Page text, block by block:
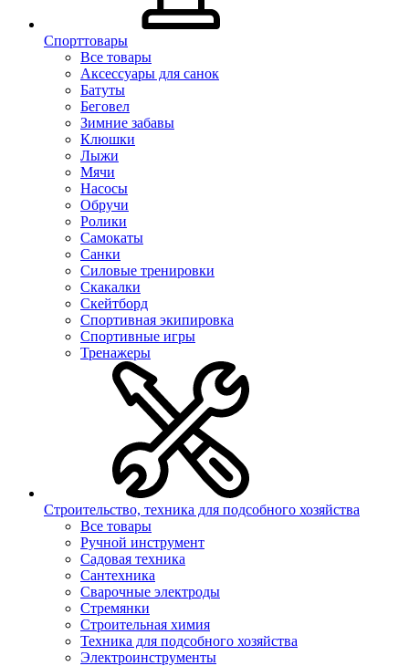
Спорттовары
Все товары
Аксессуары для санок
Батуты
Беговел
Зимние забавы
Клюшки
Лыжи
Мячи
Насосы
Обручи
Ролики
Самокаты
Санки
Силовые тренировки
Скакалки
Скейтборд
Спортивная экипировка
Спортивные игры
Тренажеры
Строительство, техника для подсобного хозяйства
Все товары
Ручной инструмент
Садовая техника
Сантехника
Сварочные электроды
Стремянки
Строительная химия
Техника для подсобного хозяйства
Электроинструменты